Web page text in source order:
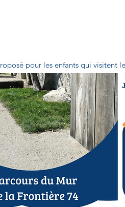
pour les enfants qui visitent